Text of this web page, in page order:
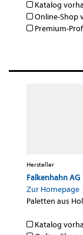
Katalog
Online-Shop
Premium-
Hersteller
Falkenhahn AG
Zur Homepage
Paletten aus
Katalog